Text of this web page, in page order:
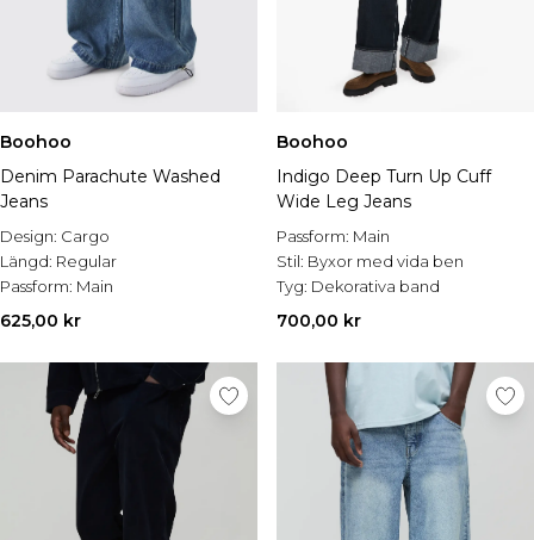
Boohoo
Denim Parachute Washed
Jeans
Design: Cargo
Längd: Regular
Passform: Main
625,00 kr
Boohoo
Indigo Deep Turn Up Cuff
Wide Leg Jeans
Passform: Main
Stil: Byxor med vida ben
Tyg: Dekorativa band
700,00 kr